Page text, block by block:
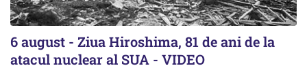
6 august - Ziua Hiroshima, 81 de ani de la
atacul nuclear al SUA - VIDEO